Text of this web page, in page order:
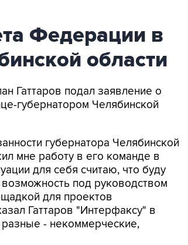
Федерации в
области
Гаттаров подал заявление о
губернатором Челябинской
губернатора Челябинской
мне работу в его команде в
для себя считаю, что буду
под руководством
для проектов
Гаттаров "Интерфаксу" в
разные - некоммерческие,